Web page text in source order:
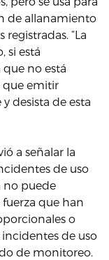
de allanamiento
“La
si está
no está
que emitir
desista de esta
a señalar la
de uso
no puede
que han
o
de uso
de monitoreo.